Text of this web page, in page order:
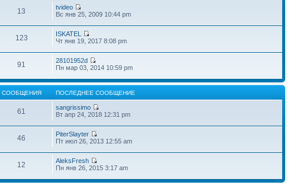
13
tvideo
Вс янв 25, 2009 10:44 pm
123
ISKATEL
Чт янв 19, 2017 8:08 pm
91
28101952d
Пн мар 03, 2014 10:59 pm
СООБЩЕНИЯ ПОСЛЕДНЕЕ СООБЩЕНИЕ
61
sangrissimo
Вт апр 24, 2018 12:31 pm
46
PiterSlayter
Пт июл 26, 2013 12:55 am
12
AleksFresh
Пн янв 26, 2015 3:17 am